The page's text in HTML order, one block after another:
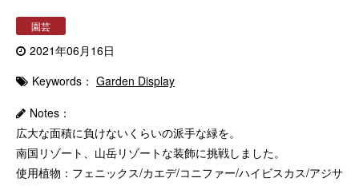
園芸
2021年06月16日
Keywords： Garden Display
Notes：
広大な面積に負けないくらいの派手な緑を。
南国リゾート、山岳リゾートな装飾に挑戦しました。
使用植物：フェニックス/カエデ/コニファー/ハイビスカス/アジサ